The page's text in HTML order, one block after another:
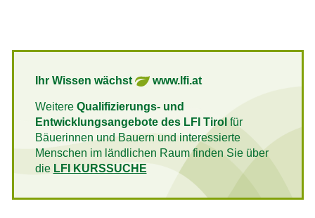
Ihr Wissen wächst www.lfi.at
Weitere Qualifizierungs- und
Entwicklungsangebote des LFI Tirol für
Bäuerinnen und Bauern und interessierte
Menschen im ländlichen Raum finden Sie über
die LFI KURSSUCHE